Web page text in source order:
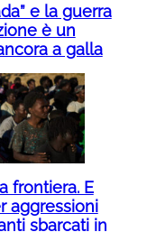
e la guerra
è un
a galla
frontiera. E
aggressioni
sbarcati in